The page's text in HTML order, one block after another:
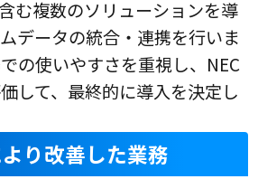
む複数のソリューションを導
データの統合・連携を行いま
の使いやすさを重視し、NEC
して、最終的に導入を決定し
り改善した業務